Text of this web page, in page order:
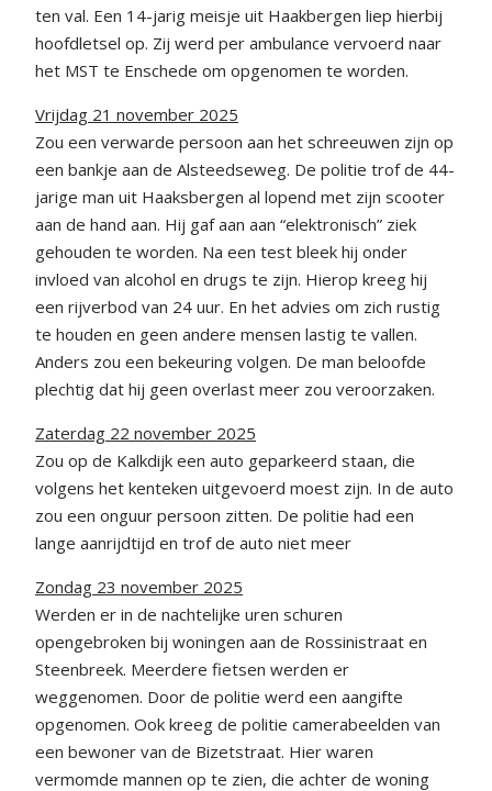
ten val. Een 14-jarig meisje uit Haakbergen liep hierbij
hoofdletsel op. Zij werd per ambulance vervoerd naar
het MST te Enschede om opgenomen te worden.
Vrijdag 21 november 2025
Zou een verwarde persoon aan het schreeuwen zijn op
een bankje aan de Alsteedseweg. De politie trof de 44-
jarige man uit Haaksbergen al lopend met zijn scooter
aan de hand aan. Hij gaf aan aan “elektronisch” ziek
gehouden te worden. Na een test bleek hij onder
invloed van alcohol en drugs te zijn. Hierop kreeg hij
een rijverbod van 24 uur. En het advies om zich rustig
te houden en geen andere mensen lastig te vallen.
Anders zou een bekeuring volgen. De man beloofde
plechtig dat hij geen overlast meer zou veroorzaken.
Zaterdag 22 november 2025
Zou op de Kalkdijk een auto geparkeerd staan, die
volgens het kenteken uitgevoerd moest zijn. In de auto
zou een onguur persoon zitten. De politie had een
lange aanrijdtijd en trof de auto niet meer
Zondag 23 november 2025
Werden er in de nachtelijke uren schuren
opengebroken bij woningen aan de Rossinistraat en
Steenbreek. Meerdere fietsen werden er
weggenomen. Door de politie werd een aangifte
opgenomen. Ook kreeg de politie camerabeelden van
een bewoner van de Bizetstraat. Hier waren
vermomde mannen op te zien, die achter de woning